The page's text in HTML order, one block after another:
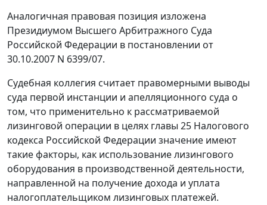
Аналогичная правовая позиция изложена
Президиумом Высшего Арбитражного Суда
Российской Федерации в постановлении от
30.10.2007 N 6399/07.
Судебная коллегия считает правомерными выводы
суда первой инстанции и апелляционного суда о
том, что применительно к рассматриваемой
лизинговой операции в целях главы 25 Налогового
кодекса Российской Федерации значение имеют
такие факторы, как использование лизингового
оборудования в производственной деятельности,
направленной на получение дохода и уплата
налогоплательщиком лизинговых платежей.